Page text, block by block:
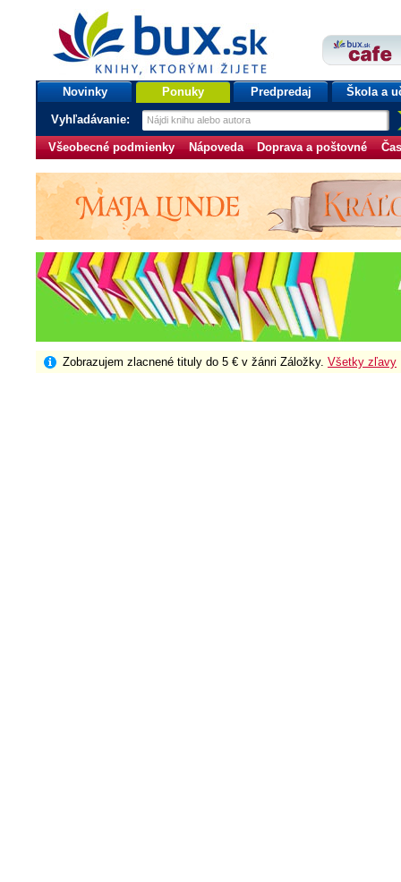
bux.sk
knihy, ktorými žijete
Úvodná stránka
Novinky Ponuky Predpredaj Škola a
Vyhľadávanie:
Všeobecné podmienky Nápoveda Doprava a poštovné
Zobrazujem zlacnené tituly do 5 € v žánri Záložky. Všetky zľavy